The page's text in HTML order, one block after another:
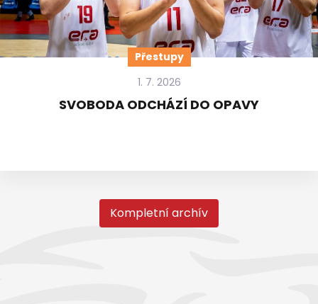
Přestupy
1. 7. 2026
SVOBODA ODCHÁZÍ DO OPAVY
Kompletní archív